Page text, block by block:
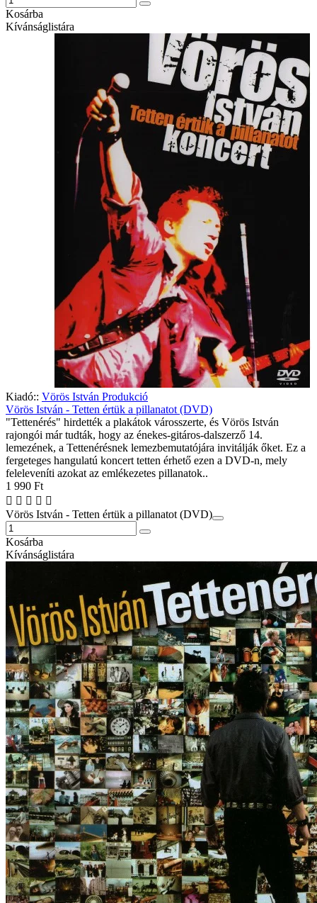
Kosárba
Kívánságlistára
Kiadó:: Vörös István Produkció
Vörös István - Tetten értük a pillanatot (DVD)
"Tettenérés" hirdették a plakátok városszerte, és Vörös István
rajongói már tudták, hogy az énekes-gitáros-dalszerző 14.
lemezének, a Tettenérésnek lemezbemutatójára invitálják őket. Ez a
fergeteges hangulatú koncert tetten érhető ezen a DVD-n, mely
feleleveníti azokat az emlékezetes pillanatok..
1 990 Ft
Vörös István - Tetten értük a pillanatot (DVD)
Kosárba
Kívánságlistára